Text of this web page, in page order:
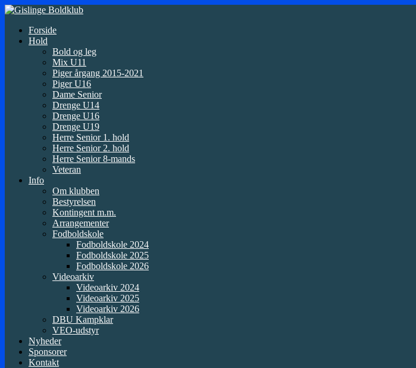
Forside
Hold
Bold og leg
Mix U11
Piger årgang 2015-2021
Piger U16
Dame Senior
Drenge U14
Drenge U16
Drenge U19
Herre Senior 1. hold
Herre Senior 2. hold
Herre Senior 8-mands
Veteran
Info
Om klubben
Bestyrelsen
Kontingent m.m.
Arrangementer
Fodboldskole
Fodboldskole 2024
Fodboldskole 2025
Fodboldskole 2026
Videoarkiv
Videoarkiv 2024
Videoarkiv 2025
Videoarkiv 2026
DBU Kampklar
VEO-udstyr
Nyheder
Sponsorer
Kontakt